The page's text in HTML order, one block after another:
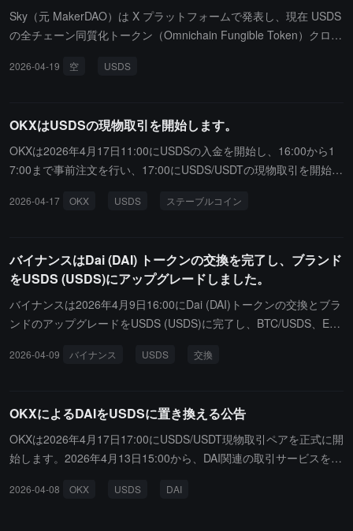
Sky（元 MakerDAO）は X プラットフォームで発表し、現在 USDS
の全チェーン同質化トークン（Omnichain Fungible Token）クロス
連するセキュリティ事件の影響を評価する期間を設けると同時に、
完全に担保された状態を維持しており、いつでもチェーン上で検証
可能です。
2026-04-19 空 USDS
OKXはUSDSの現物取引を開始します。
OKXは2026年4月17日11:00にUSDSの入金を開始し、16:00から1
7:00まで事前注文を行い、17:00にUSDS/USDTの現物取引を開始
グレード版ステーブルコインで、ユーザーはSky.moneyや他のプラ
2026-04-17 OKX USDS ステーブルコイン
バイナンスはDai (DAI) トークンの交換を完了し、ブランド
をUSDS (USDS)にアップグレードしました。
バイナンスは2026年4月9日16:00にDai (DAI)トークンの交換とブラ
ンドのアップグレードをUSDS (USDS)に完了し、BTC/USDS、ET
AIトークン（BEP20）を入金し、交換機能を使用して1:1の比率で
2026-04-09 バイナンス USDS 交換
OKXによるDAIをUSDSに置き換える公告
OKXは2026年4月17日17:00にUSDS/USDT現物取引ペアを正式に開
始します。2026年4月13日15:00から、DAI関連の取引サービスを一
停止します。すべての条件を満たすDAIは4月15日17:00に交換さ
2026-04-08 OKX USDS DAI